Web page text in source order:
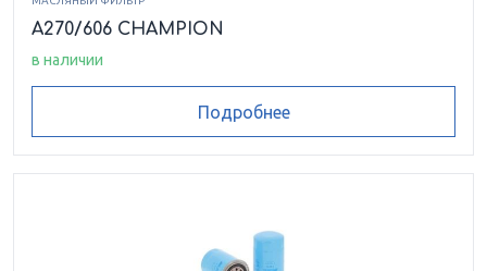
A270/606 CHAMPION
в наличии
Подробнее